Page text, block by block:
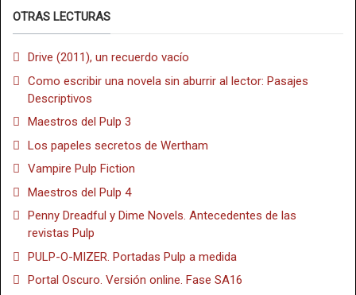
OTRAS LECTURAS
Drive (2011), un recuerdo vacío
Como escribir una novela sin aburrir al lector: Pasajes
Descriptivos
Maestros del Pulp 3
Los papeles secretos de Wertham
Vampire Pulp Fiction
Maestros del Pulp 4
Penny Dreadful y Dime Novels. Antecedentes de las
revistas Pulp
PULP-O-MIZER. Portadas Pulp a medida
Portal Oscuro. Versión online. Fase SA16